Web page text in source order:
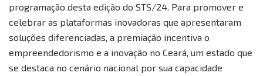
programação desta edição do STS/24. Para promover e
celebrar as plataformas inovadoras que apresentaram
soluções diferenciadas, a premiação incentiva o
empreendedorismo e a inovação no Ceará, um estado que
se destaca no cenário nacional por sua capacidade